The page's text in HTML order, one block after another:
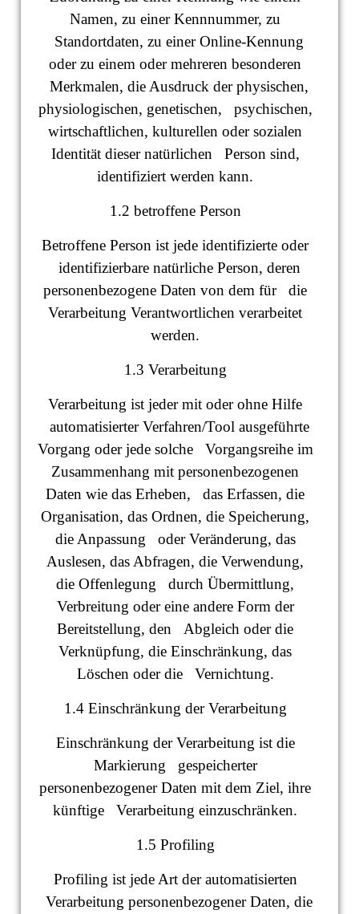
Namen, zu einer Kennnummer, zu
Standortdaten, zu einer Online-Kennung
oder zu einem oder mehreren besonderen
Merkmalen, die Ausdruck der physischen,
physiologischen, genetischen, psychischen,
wirtschaftlichen, kulturellen oder sozialen
Identität dieser natürlichen Person sind,
identifiziert werden kann.
1.2 betroffene Person
Betroffene Person ist jede identifizierte oder
identifizierbare natürliche Person, deren
personenbezogene Daten von dem für die
Verarbeitung Verantwortlichen verarbeitet
werden.
1.3 Verarbeitung
Verarbeitung ist jeder mit oder ohne Hilfe
automatisierter Verfahren/Tool ausgeführte
Vorgang oder jede solche Vorgangsreihe im
Zusammenhang mit personenbezogenen
Daten wie das Erheben, das Erfassen, die
Organisation, das Ordnen, die Speicherung,
die Anpassung oder Veränderung, das
Auslesen, das Abfragen, die Verwendung,
die Offenlegung durch Übermittlung,
Verbreitung oder eine andere Form der
Bereitstellung, den Abgleich oder die
Verknüpfung, die Einschränkung, das
Löschen oder die Vernichtung.
1.4 Einschränkung der Verarbeitung
Einschränkung der Verarbeitung ist die
Markierung gespeicherter
personenbezogener Daten mit dem Ziel, ihre
künftige Verarbeitung einzuschränken.
1.5 Profiling
Profiling ist jede Art der automatisierten
Verarbeitung personenbezogener Daten, die